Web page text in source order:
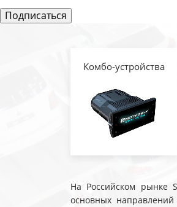
Комбо-устройства
На Российском рынке
основных